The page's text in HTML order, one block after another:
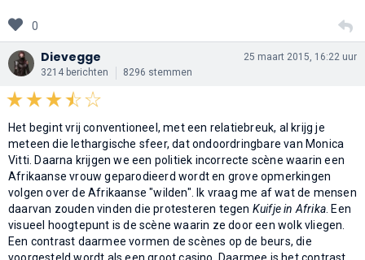
0
Dievegge
3214 berichten 8296 stemmen
25 maart 2015, 16:22 uur
Het begint vrij conventioneel, met een relatiebreuk, al krijg je
meteen die lethargische sfeer, dat ondoordringbare van Monica
Vitti. Daarna krijgen we een politiek incorrecte scène waarin een
Afrikaanse vrouw geparodieerd wordt en grove opmerkingen
volgen over de Afrikaanse "wilden". Ik vraag me af wat de mensen
daarvan zouden vinden die protesteren tegen Kuifje in Afrika . Een
visueel hoogtepunt is de scène waarin ze door een wolk vliegen.
Een contrast daarmee vormen de scènes op de beurs, die
voorgesteld wordt als een groot casino. Daarmee is het contrast